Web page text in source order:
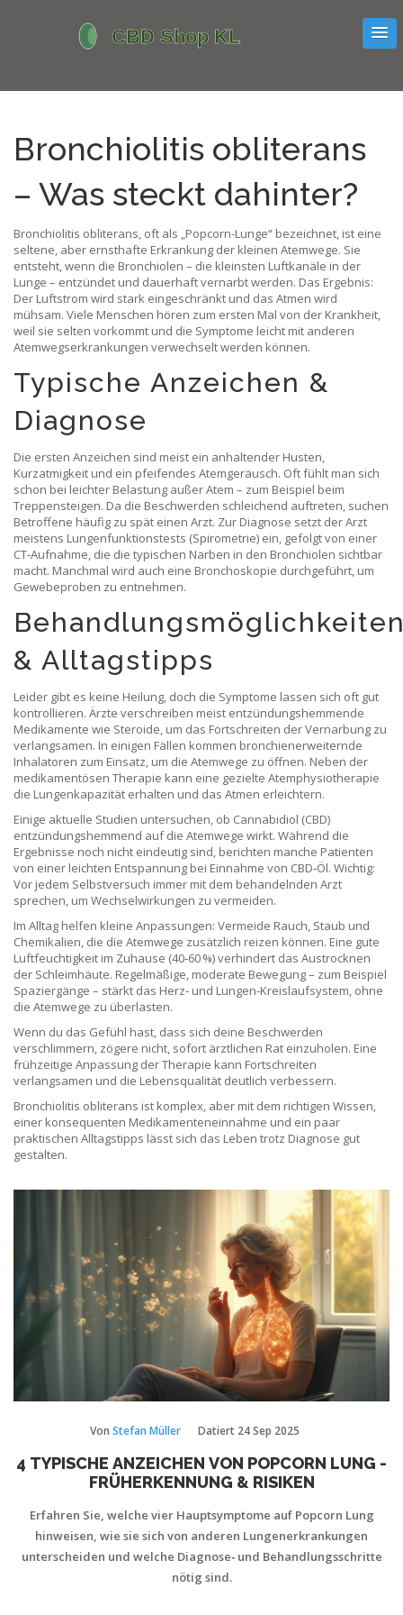
Bronchiolitis obliterans
– Was steckt dahinter?
Bronchiolitis obliterans, oft als „Popcorn-Lunge“ bezeichnet, ist eine
seltene, aber ernsthafte Erkrankung der kleinen Atemwege. Sie
entsteht, wenn die Bronchiolen – die kleinsten Luftkanäle in der
Lunge – entzündet und dauerhaft vernarbt werden. Das Ergebnis:
Der Luftstrom wird stark eingeschränkt und das Atmen wird
mühsam. Viele Menschen hören zum ersten Mal von der Krankheit,
weil sie selten vorkommt und die Symptome leicht mit anderen
Atemwegserkrankungen verwechselt werden können.
Typische Anzeichen &
Diagnose
Die ersten Anzeichen sind meist ein anhaltender Husten,
Kurzatmigkeit und ein pfeifendes Atemgeräusch. Oft fühlt man sich
schon bei leichter Belastung außer Atem – zum Beispiel beim
Treppensteigen. Da die Beschwerden schleichend auftreten, suchen
Betroffene häufig zu spät einen Arzt. Zur Diagnose setzt der Arzt
meistens Lungenfunktionstests (Spirometrie) ein, gefolgt von einer
CT‑Aufnahme, die die typischen Narben in den Bronchiolen sichtbar
macht. Manchmal wird auch eine Bronchoskopie durchgeführt, um
Gewebeproben zu entnehmen.
& Alltagstipps
Leider gibt es keine Heilung, doch die Symptome lassen sich oft gut
kontrollieren. Ärzte verschreiben meist entzündungshemmende
Medikamente wie Steroide, um das Fortschreiten der Vernarbung zu
verlangsamen. In einigen Fällen kommen bronchienerweiternde
Inhalatoren zum Einsatz, um die Atemwege zu öffnen. Neben der
medikamentösen Therapie kann eine gezielte Atemphysiotherapie
die Lungenkapazität erhalten und das Atmen erleichtern.
Einige aktuelle Studien untersuchen, ob Cannabidiol (CBD)
entzündungshemmend auf die Atemwege wirkt. Während die
Ergebnisse noch nicht eindeutig sind, berichten manche Patienten
von einer leichten Entspannung bei Einnahme von CBD‑Öl. Wichtig:
Vor jedem Selbstversuch immer mit dem behandelnden Arzt
sprechen, um Wechselwirkungen zu vermeiden.
Im Alltag helfen kleine Anpassungen: Vermeide Rauch, Staub und
Chemikalien, die die Atemwege zusätzlich reizen können. Eine gute
Luftfeuchtigkeit im Zuhause (40‑60 %) verhindert das Austrocknen
der Schleimhäute. Regelmäßige, moderate Bewegung – zum Beispiel
Spaziergänge – stärkt das Herz‑ und Lungen-Kreislaufsystem, ohne
die Atemwege zu überlasten.
Wenn du das Gefühl hast, dass sich deine Beschwerden
verschlimmern, zögere nicht, sofort ärztlichen Rat einzuholen. Eine
frühzeitige Anpassung der Therapie kann Fortschreiten
verlangsamen und die Lebensqualität deutlich verbessern.
Bronchiolitis obliterans ist komplex, aber mit dem richtigen Wissen,
einer konsequenten Medikamenteneinnahme und ein paar
praktischen Alltagstipps lässt sich das Leben trotz Diagnose gut
gestalten.
Von Stefan Müller Datiert 24 Sep 2025
4 TYPISCHE ANZEICHEN VON POPCORN LUNG -
FRÜHERKENNUNG & RISIKEN
Erfahren Sie, welche vier Hauptsymptome auf Popcorn Lung
hinweisen, wie sie sich von anderen Lungenerkrankungen
unterscheiden und welche Diagnose‑ und Behandlungsschritte
nötig sind.